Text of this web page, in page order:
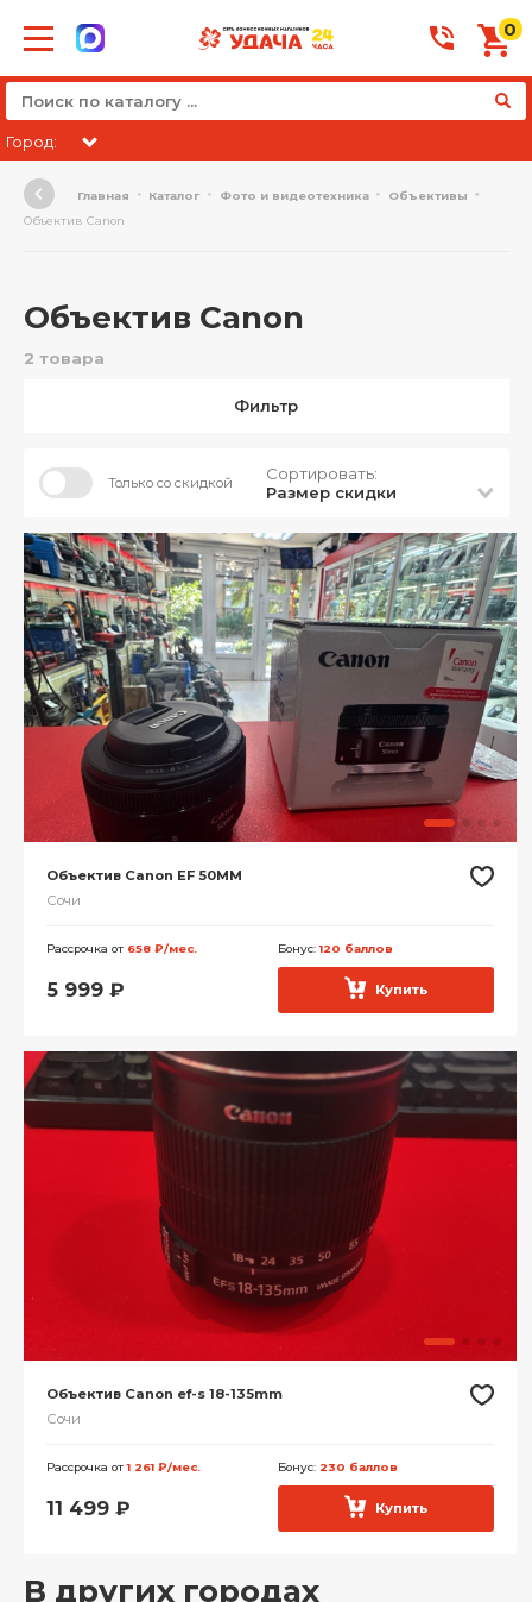
0
Город:
Главная Каталог Фото и видеотехника
Объективы
Объектив Canon
Объектив Canon
2 товара
Фильтр
Только со скидкой
Сортировать:
Размер скидки
Объектив Canon EF 50MM
Сочи
Рассрочка от 658 ₽/мес. Бонус:120 баллов
5 999 ₽ Купить
Объектив Canon ef-s 18-135mm
Сочи
Рассрочка от1 261 ₽/мес. Бонус: 230 баллов
11 499 ₽ Купить
В других городах